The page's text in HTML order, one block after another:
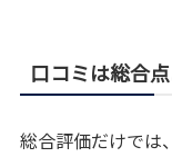
口コミは総合
総合評価だけでは